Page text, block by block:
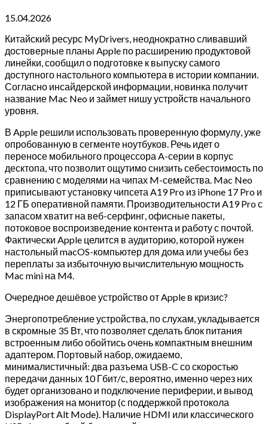
15.04.2026
Китайский ресурс MyDrivers, неоднократно сливавший
достоверные планы Apple по расширению продуктовой
линейки, сообщил о подготовке к выпуску самого
доступного настольного компьютера в истории компании.
Согласно инсайдерской информации, новинка получит
название Mac Neo и займет нишу устройств начального
уровня.
В Apple решили использовать проверенную формулу, уже
опробованную в сегменте ноутбуков. Речь идет о
переносе мобильного процессора A-серии в корпус
десктопа, что позволит ощутимо снизить себестоимость по
сравнению с моделями на чипах M-семейства. Mac Neo
приписывают установку чипсета A19 Pro из iPhone 17 Pro и
12 ГБ оперативной памяти. Производительности A19 Pro с
запасом хватит на веб-серфинг, офисные пакеты,
потоковое воспроизведение контента и работу с почтой.
Фактически Apple целится в аудиторию, которой нужен
настольный macOS-компьютер для дома или учебы без
переплаты за избыточную вычислительную мощность
Mac mini на M4.
Очередное дешёвое устройство от Apple в кризис?
Энергопотребление устройства, по слухам, укладывается
в скромные 35 Вт, что позволяет сделать блок питания
встроенным либо обойтись очень компактным внешним
адаптером. Портовый набор, ожидаемо,
минималистичный: два разъема USB-C со скоростью
передачи данных 10 Гбит/с, вероятно, именно через них
будет организовано и подключение периферии, и вывод
изображения на монитор (с поддержкой протокола
DisplayPort Alt Mode). Наличие HDMI или классического